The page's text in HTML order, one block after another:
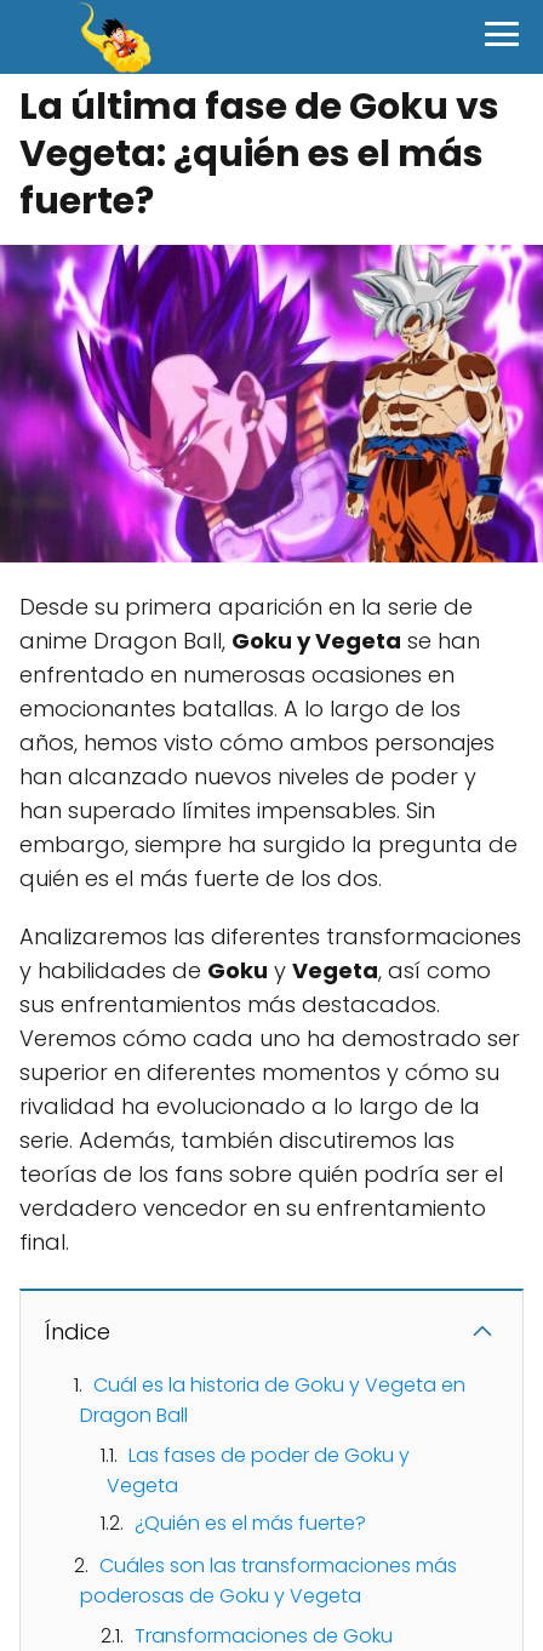
La última fase de Goku vs
Vegeta: ¿quién es el más
fuerte?
Desde su primera aparición en la serie de
anime Dragon Ball, Goku y Vegeta se han
enfrentado en numerosas ocasiones en
emocionantes batallas. A lo largo de los
años, hemos visto cómo ambos personajes
han alcanzado nuevos niveles de poder y
han superado límites impensables. Sin
embargo, siempre ha surgido la pregunta de
quién es el más fuerte de los dos.
Analizaremos las diferentes transformaciones
y habilidades de Goku y Vegeta, así como
sus enfrentamientos más destacados.
Veremos cómo cada uno ha demostrado ser
superior en diferentes momentos y cómo su
rivalidad ha evolucionado a lo largo de la
serie. Además, también discutiremos las
teorías de los fans sobre quién podría ser el
verdadero vencedor en su enfrentamiento
final.
Índice
Cuál es la historia de Goku y Vegeta en
Dragon Ball
Las fases de poder de Goku y
Vegeta
¿Quién es el más fuerte?
Cuáles son las transformaciones más
poderosas de Goku y Vegeta
Transformaciones de Goku